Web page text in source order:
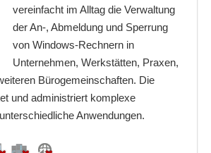
vereinfacht im Alltag die Verwaltung
der An-, Abmeldung und Sperrung
von Windows-Rechnern in
Unternehmen, Werkstätten, Praxen,
Bürogemeinschaften. Die
und administriert komplexe
Anwendungen.